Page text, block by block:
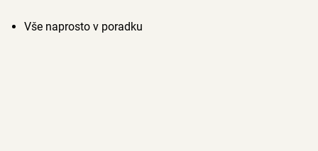
Vše naprosto v poradku